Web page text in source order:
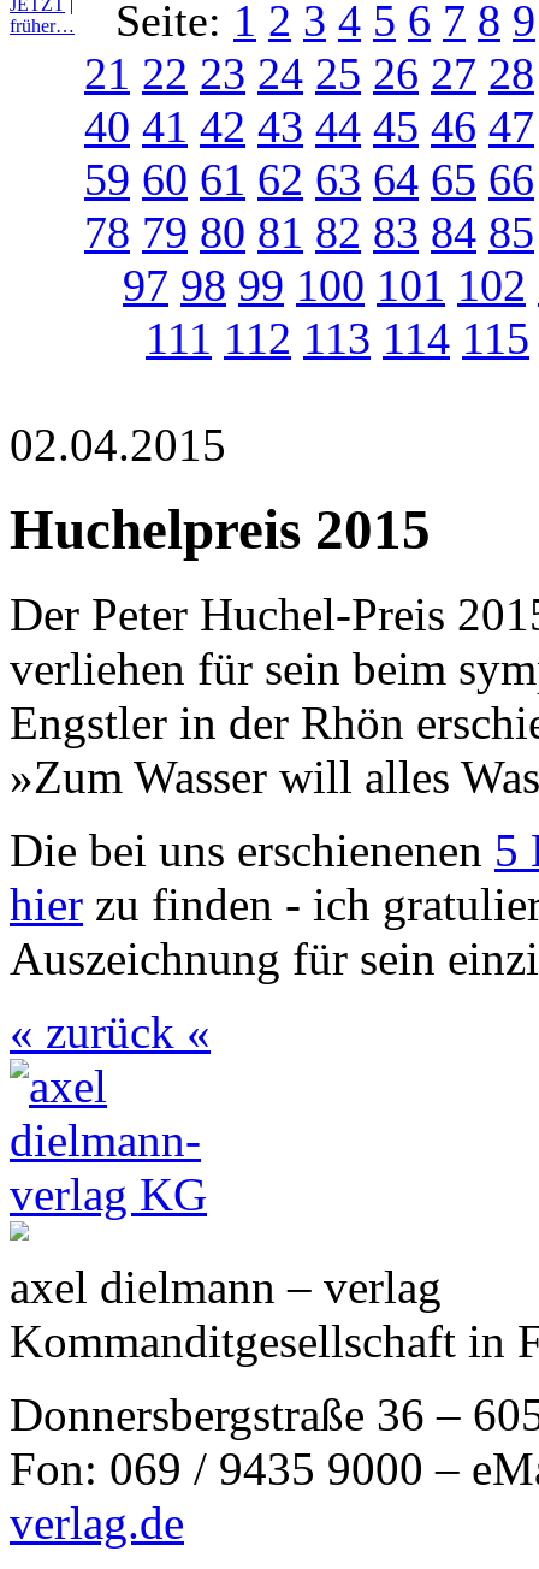
früher…
Seite: 1 2 3 4 5 6 7 8 9
21 22 23 24 25 26 27 28
40 41 42 43 44 45 46 47
59 60 61 62 63 64 65 66
78 79 80 81 82 83 84 85
97 98 99 100 101 102
111 112 113 114 115
02.04.2015
Huchelpreis 2015
Der Peter Huchel-Preis
verliehen für sein beim
Engstler in der Rhön
»Zum Wasser will alles
Die bei uns erschienenen 5
hier zu finden - ich
Auszeichnung für sein
« zurück «
axel dielmann – verlag
Kommanditgesellschaft in
Donnersbergstraße 36 –
Fon: 069 / 9435 9000 –
verlag.de